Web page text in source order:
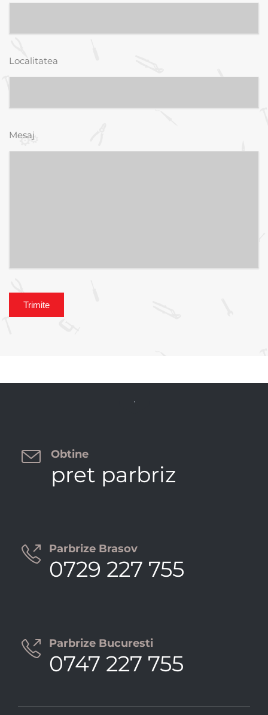
Localitatea
Mesaj
 Obtine
pret parbriz
 Parbrize Brasov
0729 227 755
 Parbrize Bucuresti
0747 227 755